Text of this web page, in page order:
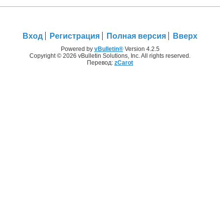
Вход Регистрация Полная версия Вверх
Powered by vBulletin®Version 4.2.5
Copyright © 2026 vBulletin Solutions, Inc. All rights reserved.
Перевод: zCarot